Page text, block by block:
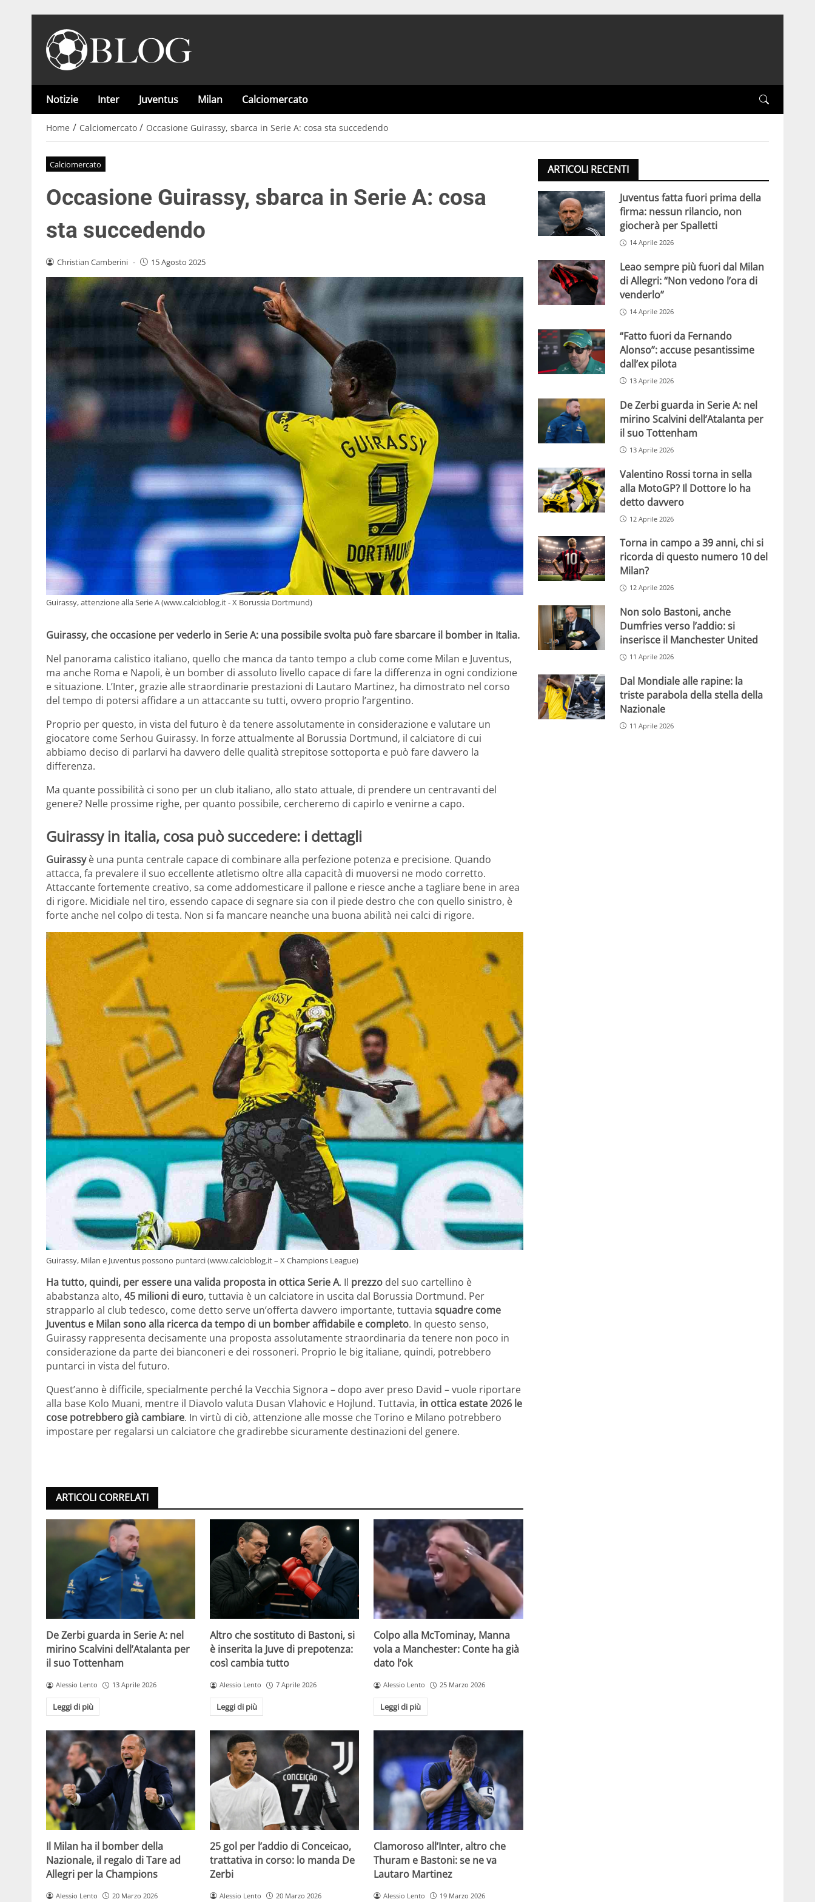
Notizie Inter Juventus Milan Calciomercato
Home / Calciomercato / Occasione Guirassy, sbarca in Serie A: cosa sta succedendo
Calciomercato
Occasione Guirassy, sbarca in Serie A: cosa
sta succedendo
Christian Camberini - 15 Agosto 2025
Guirassy, attenzione alla Serie A (www.calcioblog.it - X Borussia Dortmund)
Guirassy, che occasione per vederlo in Serie A: una possibile svolta può fare sbarcare il bomber in Italia.
Nel panorama calistico italiano, quello che manca da tanto tempo a club come come Milan e Juventus,
ma anche Roma e Napoli, è un bomber di assoluto livello capace di fare la differenza in ogni condizione
e situazione. L’Inter, grazie alle straordinarie prestazioni di Lautaro Martinez, ha dimostrato nel corso
del tempo di potersi affidare a un attaccante su tutti, ovvero proprio l’argentino.
Proprio per questo, in vista del futuro è da tenere assolutamente in considerazione e valutare un
giocatore come Serhou Guirassy. In forze attualmente al Borussia Dortmund, il calciatore di cui
abbiamo deciso di parlarvi ha davvero delle qualità strepitose sottoporta e può fare davvero la
differenza.
Ma quante possibilità ci sono per un club italiano, allo stato attuale, di prendere un centravanti del
genere? Nelle prossime righe, per quanto possibile, cercheremo di capirlo e venirne a capo.
Guirassy in italia, cosa può succedere: i dettagli
Guirassyè una punta centrale capace di combinare alla perfezione potenza e precisione. Quando
attacca, fa prevalere il suo eccellente atletismo oltre alla capacità di muoversi ne modo corretto.
Attaccante fortemente creativo, sa come addomesticare il pallone e riesce anche a tagliare bene in area
di rigore. Micidiale nel tiro, essendo capace di segnare sia con il piede destro che con quello sinistro, è
forte anche nel colpo di testa. Non si fa mancare neanche una buona abilità nei calci di rigore.
Guirassy, Milan e Juventus possono puntarci (www.calcioblog.it – X Champions League)
Ha tutto, quindi, per essere una valida proposta in ottica Serie A. Il prezzo del suo cartellino è
ababstanza alto, 45 milioni di euro, tuttavia è un calciatore in uscita dal Borussia Dortmund. Per
strapparlo al club tedesco, come detto serve un’offerta davvero importante, tuttavia squadre come
Juventus e Milan sono alla ricerca da tempo di un bomber affidabile e completo. In questo senso,
Guirassy rappresenta decisamente una proposta assolutamente straordinaria da tenere non poco in
considerazione da parte dei bianconeri e dei rossoneri. Proprio le big italiane, quindi, potrebbero
puntarci in vista del futuro.
Quest’anno è difficile, specialmente perché la Vecchia Signora – dopo aver preso David – vuole riportare
alla base Kolo Muani, mentre il Diavolo valuta Dusan Vlahovic e Hojlund. Tuttavia, in ottica estate 2026 le
cose potrebbero già cambiare. In virtù di ciò, attenzione alle mosse che Torino e Milano potrebbero
impostare per regalarsi un calciatore che gradirebbe sicuramente destinazioni del genere.
ARTICOLI CORRELATI
De Zerbi guarda in Serie A: nel
mirino Scalvini dell’Atalanta per
il suo Tottenham
Alessio Lento 13 Aprile 2026
Leggi di più
Altro che sostituto di Bastoni, si
è inserita la Juve di prepotenza:
così cambia tutto
Alessio Lento 7 Aprile 2026
Leggi di più
Colpo alla McTominay, Manna
vola a Manchester: Conte ha già
dato l’ok
Alessio Lento 25 Marzo 2026
Leggi di più
Il Milan ha il bomber della
Nazionale, il regalo di Tare ad
Allegri per la Champions
Alessio Lento 20 Marzo 2026
25 gol per l’addio di Conceicao,
trattativa in corso: lo manda De
Zerbi
Alessio Lento 20 Marzo 2026
Clamoroso all’Inter, altro che
Thuram e Bastoni: se ne va
Lautaro Martinez
Alessio Lento 19 Marzo 2026
ARTICOLI RECENTI
Juventus fatta fuori prima della
firma: nessun rilancio, non
giocherà per Spalletti
14 Aprile 2026
Leao sempre più fuori dal Milan
di Allegri: “Non vedono l’ora di
venderlo”
14 Aprile 2026
“Fatto fuori da Fernando
Alonso”: accuse pesantissime
dall’ex pilota
13 Aprile 2026
De Zerbi guarda in Serie A: nel
mirino Scalvini dell’Atalanta per
il suo Tottenham
13 Aprile 2026
Valentino Rossi torna in sella
alla MotoGP? Il Dottore lo ha
detto davvero
12 Aprile 2026
Torna in campo a 39 anni, chi si
ricorda di questo numero 10 del
Milan?
12 Aprile 2026
Non solo Bastoni, anche
Dumfries verso l’addio: si
inserisce il Manchester United
11 Aprile 2026
Dal Mondiale alle rapine: la
triste parabola della stella della
Nazionale
11 Aprile 2026